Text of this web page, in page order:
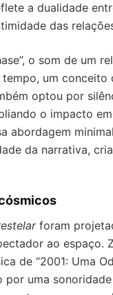
a dualidade
das
o som de um
um conceito
optou por
o impacto
abordagem
da narrativa,
foram
ao espaço.
de “2001: Uma
por uma